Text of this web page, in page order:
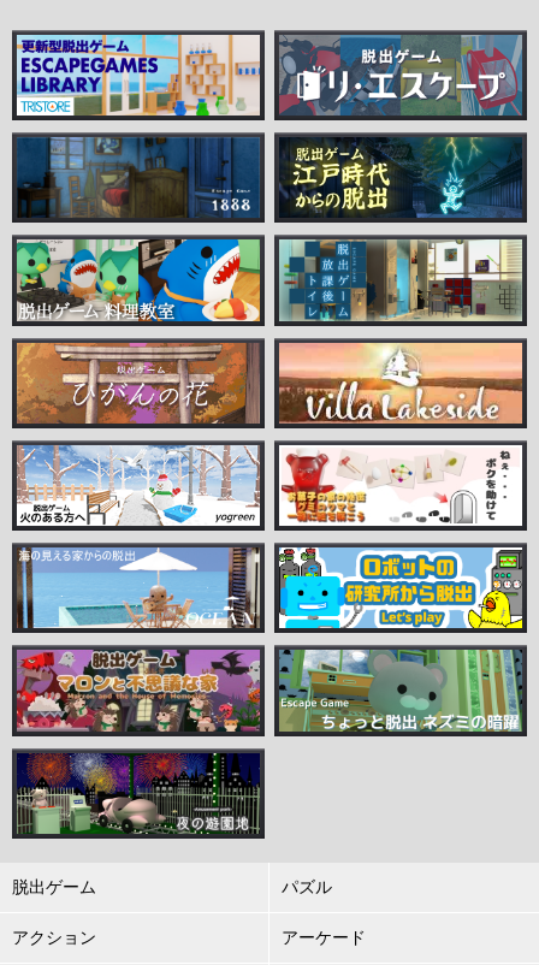
脱出ゲーム パズル
アクション アーケード